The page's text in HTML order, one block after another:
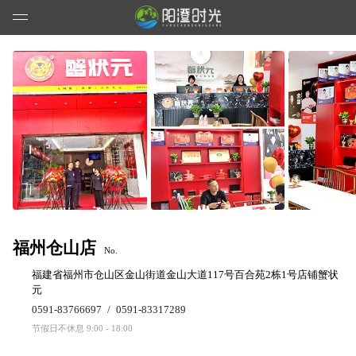
福州仓山店 No.
福建省福州市仓山区金山街道金山大道117号百合苑2栋1号店铺蟹状
元
0591-83766697 / 0591-83317289
节假日不休息 9:00 - 18:00